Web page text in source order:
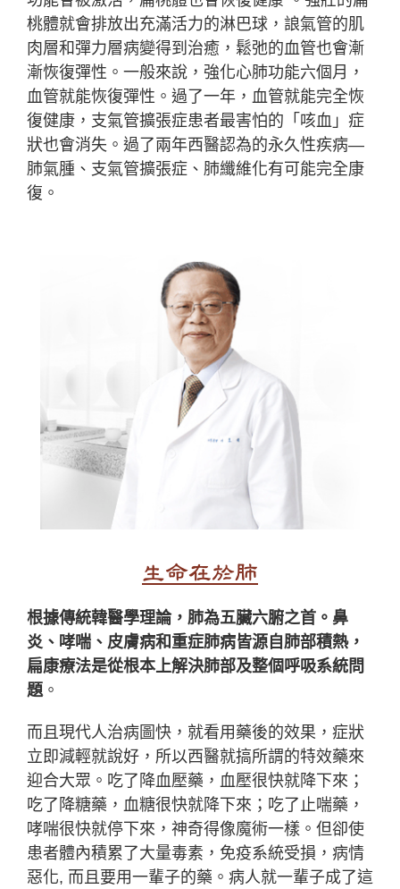
桃體就會排放出充滿活力的淋巴球，誏氣管的肌
肉層和彈力層病變得到治癒，鬆弛的血管也會漸
漸恢復彈性。一般來說，強化心肺功能六個月，
血管就能恢復彈性。過了一年，血管就能完全恢
復健康，支氣管擴張症患者最害怕的「咳血」症
狀也會消失。過了兩年西醫認為的永久性疾病—
肺氣腫、支氣管擴張症、肺纖維化有可能完全康
復。
生命在於肺
根據傳統韓醫學理論，肺為五臟六腑之首。鼻
炎、哮喘、皮膚病和重症肺病皆源自肺部積熱，
扁康療法是從根本上解決肺部及整個呼吸系統問
題 。
而且現代人治病圖快，就看用藥後的效果，症狀
立即減輕就說好，所以西醫就搞所謂的特效藥來
迎合大眾。吃了降血壓藥，血壓很快就降下來；
吃了降糖藥，血糖很快就降下來；吃了止喘藥，
哮喘很快就停下來，神奇得像魔術一樣。但卻使
患者體內積累了大量毒素，免疫系統受損，病情
惡化, 而且要用一輩子的藥。病人就一輩子成了這